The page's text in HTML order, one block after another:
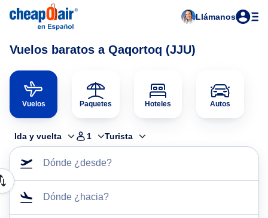
Llámanos
Vuelos baratos a Qaqortoq (JJU)
Vuelos Paquetes Hoteles Autos
Ida y vuelta 1 Turista
Dónde ¿desde?
Dónde ¿hacia?